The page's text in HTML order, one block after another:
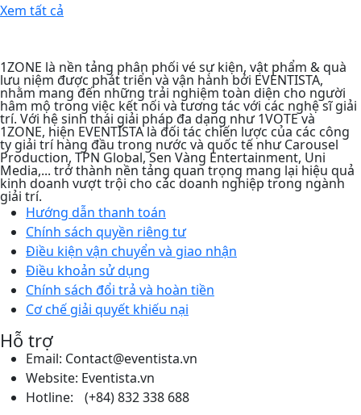
Xem tất cả
1ZONE là nền tảng phân phối vé sự kiện, vật phẩm & quà
lưu niệm được phát triển và vận hành bởi EVENTISTA,
nhằm mang đến những trải nghiệm toàn diện cho người
hâm mộ trong việc kết nối và tương tác với các nghệ sĩ giải
trí. Với hệ sinh thái giải pháp đa dạng như 1VOTE và
1ZONE, hiện EVENTISTA là đối tác chiến lược của các công
ty giải trí hàng đầu trong nước và quốc tế như Carousel
Production, TPN Global, Sen Vàng Entertainment, Uni
Media,... trở thành nền tảng quan trọng mang lại hiệu quả
kinh doanh vượt trội cho các doanh nghiệp trong ngành
giải trí.
Hướng dẫn thanh toán
Chính sách quyền riêng tư​
Điều kiện vận chuyển và giao nhận
Điều khoản sử dụng
Chính sách đổi trả và hoàn tiền
Cơ chế giải quyết khiếu nại
Hỗ trợ
Email: Contact@eventista.vn
Website: Eventista.vn
Hotline: (+84) 832 338 688